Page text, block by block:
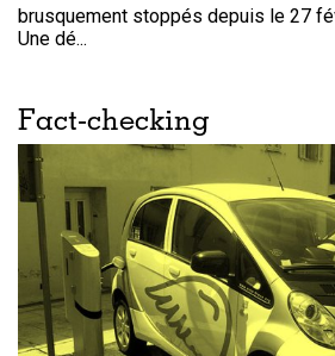
brusquement stoppés depuis le 27
Une dé...
Fact-checking